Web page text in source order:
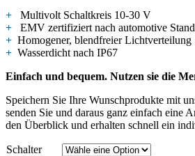
+ Multivolt Schaltkreis 10-30 V
+ EMV zertifiziert nach automotive
+ Homogener, blendfreier Lichtverteilung
+ Wasserdicht nach IP67
Einfach und bequem. Nutzen sie die
Speichern Sie Ihre Wunschprodukte mit
senden Sie und daraus ganz einfach eine
den Überblick und erhalten schnell ein
Schalter